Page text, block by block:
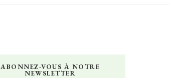
ABONNEZ-VOUS À NOTRE
NEWSLETTER